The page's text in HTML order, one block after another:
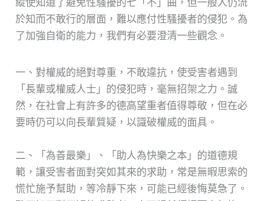
於知而不敢行的層面，難以應付性騷擾者的侵犯。為
了加強自衛的能力，我們有必要澄清一些觀念。
一、對權威的絕對尊重，不敢違抗，使受害者遇到
「長輩或權威人士」的侵犯時，毫無招架之力。誠
然，在社會上有許多的德高望重者值得尊敬，但在必
要時仍可以向長輩質疑，以識破權威的面具。
二、「為善最樂」、「助人為快樂之本」的道德規
範，讓受害者面對突如其來的求助，常是無暇思索的
慌忙施予幫助，等冷靜下來，可能已經後悔莫急了。